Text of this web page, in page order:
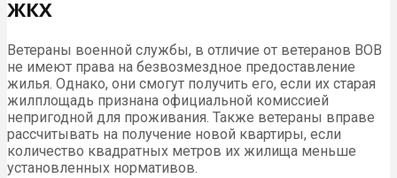
ЖКХ
Ветераны военной службы, в отличие от ветеранов ВОВ
не имеют права на безвозмездное предоставление
жилья. Однако, они смогут получить его, если их старая
жилплощадь признана официальной комиссией
непригодной для проживания. Также ветераны вправе
рассчитывать на получение новой квартиры, если
количество квадратных метров их жилища меньше
установленных нормативов.